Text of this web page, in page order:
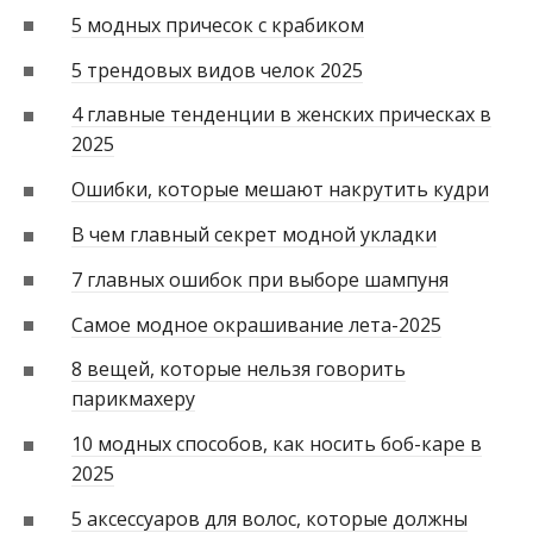
5 модных причесок с крабиком
5 трендовых видов челок 2025
4 главные тенденции в женских прическах в
2025
Ошибки, которые мешают накрутить кудри
В чем главный секрет модной укладки
7 главных ошибок при выборе шампуня
Самое модное окрашивание лета-2025
8 вещей, которые нельзя говорить
парикмахеру
10 модных способов, как носить боб-каре в
2025
5 аксессуаров для волос, которые должны